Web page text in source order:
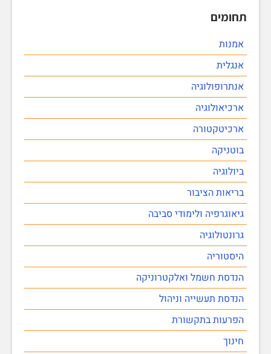
תחומים
אמנות
אנגלית
אנתרופולוגיה
ארכיאולוגיה
ארכיטקטורה
בוטניקה
ביולוגיה
בריאות הציבור
גיאוגרפיה ולימודי סביבה
גרונטולוגיה
היסטוריה
הנדסת חשמל ואלקטרוניקה
הנדסת תעשייה וניהול
הפרעות בתקשורת
חינוך